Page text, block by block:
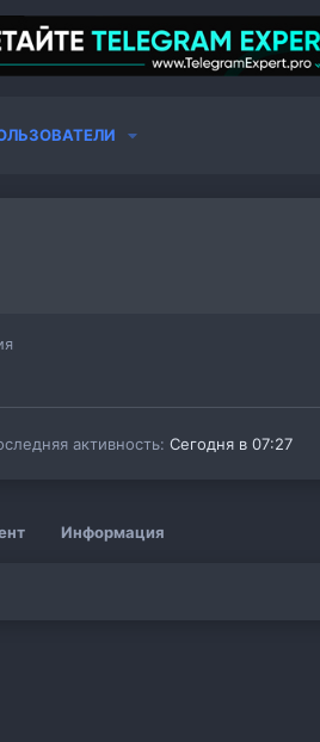
активность Сегодня в 07:27
Информация